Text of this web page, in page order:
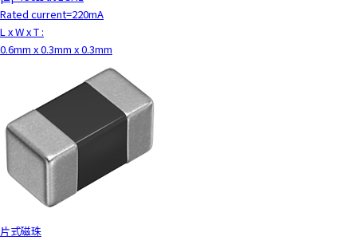
Rated current=220mA
L x W x T :
0.6mm x 0.3mm x 0.3mm
片式磁珠